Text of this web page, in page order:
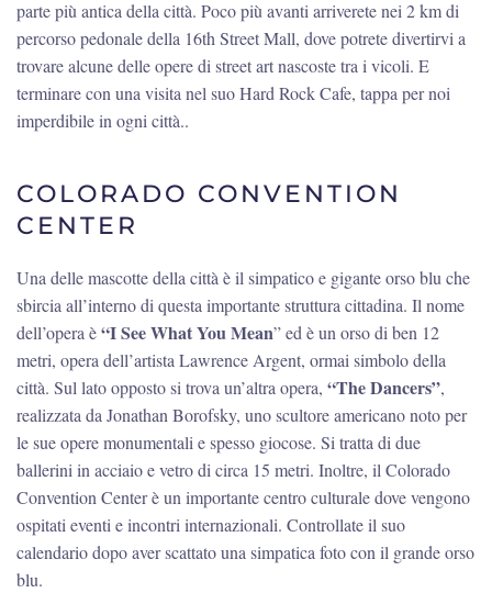
parte più antica della città. Poco più avanti arriverete nei 2 km di
percorso pedonale della 16th Street Mall, dove potrete divertirvi a
trovare alcune delle opere di street art nascoste tra i vicoli. E
terminare con una visita nel suo Hard Rock Cafe, tappa per noi
imperdibile in ogni città..
COLORADO CONVENTION
CENTER
Una delle mascotte della città è il simpatico e gigante orso blu che
sbircia all’interno di questa importante struttura cittadina. Il nome
dell’opera è“I See What You Mean” ed è un orso di ben 12
metri, opera dell’artista Lawrence Argent, ormai simbolo della
città. Sul lato opposto si trova un’altra opera, “The Dancers”,
realizzata da Jonathan Borofsky, uno scultore americano noto per
le sue opere monumentali e spesso giocose. Si tratta di due
ballerini in acciaio e vetro di circa 15 metri. Inoltre, il Colorado
Convention Center è un importante centro culturale dove vengono
ospitati eventi e incontri internazionali. Controllate il suo
calendario dopo aver scattato una simpatica foto con il grande orso
blu.